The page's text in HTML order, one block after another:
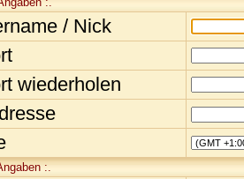
/ Nick
wiederholen
:.